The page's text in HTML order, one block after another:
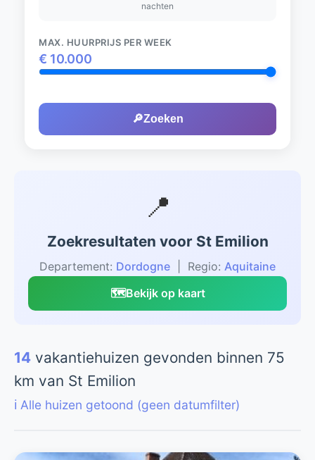
nachten
MAX. HUURPRIJS PER WEEK
€ 10.000
🔎Zoeken
📍
Zoekresultaten voor St Emilion
Departement: Dordogne | Regio: Aquitaine
🗺️Bekijk op kaart
14 vakantiehuizen gevonden binnen 75
km van St Emilion
ℹ️ Alle huizen getoond (geen datumfilter)